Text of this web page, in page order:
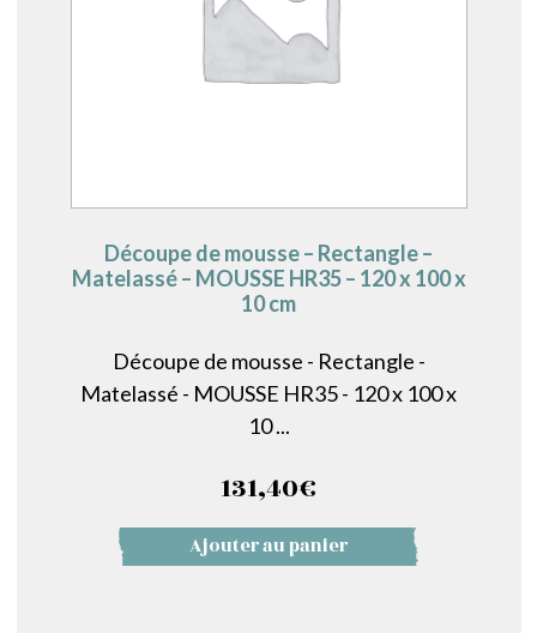
Découpe de mousse – Rectangle –
Matelassé – MOUSSE HR35 – 120 x 100 x
10 cm
Découpe de mousse - Rectangle -
Matelassé - MOUSSE HR35 - 120 x 100 x
10 ...
131,40€
Ajouter au panier